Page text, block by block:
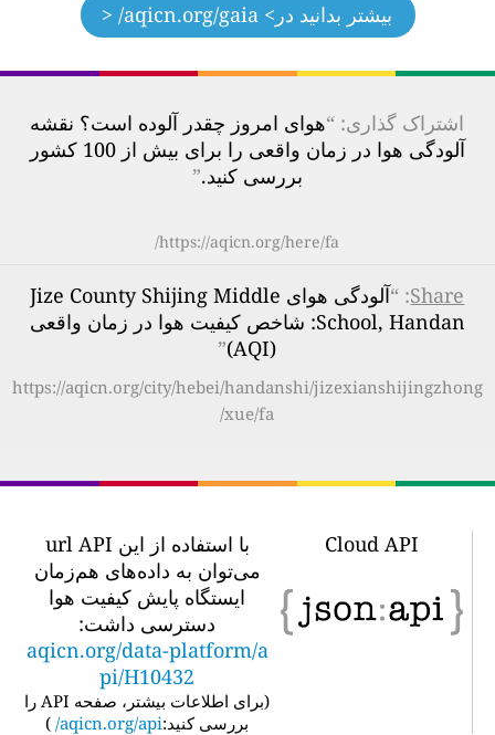
بیشتر بدانید در> aqicn.org/gaia/ <
اشتراک گذاری: “هوای امروز چقدر آلوده است؟ نقشه
آلودگی هوا در زمان واقعی را برای بیش از 100 کشور
بررسی کنید.”
https://aqicn.org/here/fa/
Share
: “
آلودگی هوای Jize County Shijing Middle
School, Handan: شاخص کیفیت هوا در زمان واقعی
(AQI)
”
https://aqicn.org/city/hebei/handanshi/jizexianshijingzhong
xue/fa/
Cloud API
با استفاده از این url API
می‌توان به داده‌های هم‌زمان
ایستگاه پایش کیفیت هوا
دسترسی داشت:
aqicn.org/data-platform/a
pi/H10432
برای اطلاعات بیشتر، صفحه API را
بررسی کنید:aqicn.org/api/
)